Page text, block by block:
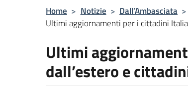
Home > Notizie > Dall’Ambasciata >
Ultimi aggiornamenti per i cittadini
Ultimi
dall’estero e